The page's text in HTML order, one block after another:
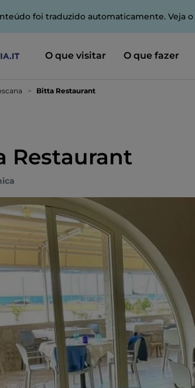
foi traduzido automaticamente. Veja o
O que visitar O que fazer
Bitta Restaurant
Restaurant